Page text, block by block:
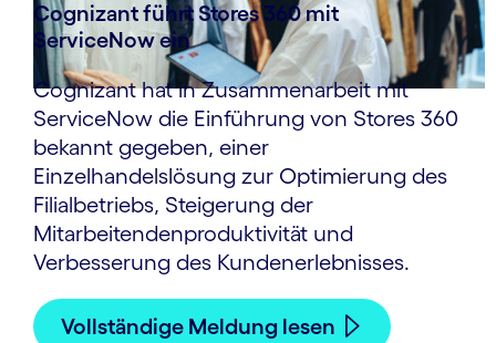
Cognizant führt Stores 360 mit
ServiceNow ein
Cognizant hat in Zusammenarbeit mit
ServiceNow die Einführung von Stores 360
bekannt gegeben, einer
Einzelhandelslösung zur Optimierung des
Filialbetriebs, Steigerung der
Mitarbeitendenproduktivität und
Verbesserung des Kundenerlebnisses.
Vollständige Meldung lesen